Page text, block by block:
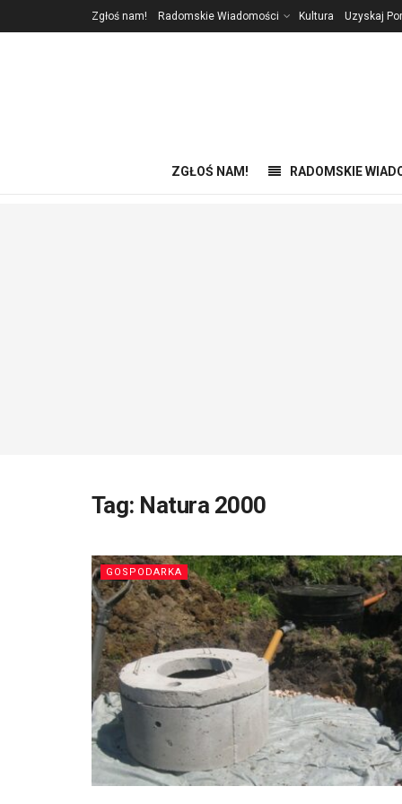
Zgłoś nam! Radomskie Wiadomości Kultura Uzyskaj
ZGŁOŚ NAM! RADOMSKIE
Tag: Natura 2000
GOSPODARKA